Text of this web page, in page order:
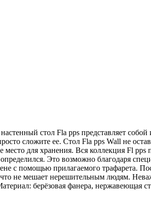
стол Fla pps представляет
сложите ее. Стол Fla pps Wall не
место для хранения. Вся коллекция Fl
Это возможно благодаря
с помощью прилагаемого трафарета.
не мешает нерешительным людям.
берёзовая фанера, нержавеющая